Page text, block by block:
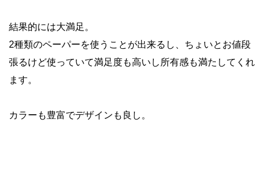
結果的には大満足。
2種類のペーパーを使うことが出来るし、ちょいとお値段
張るけど使っていて満足度も高いし所有感も満たしてくれ
ます。
カラーも豊富でデザインも良し。